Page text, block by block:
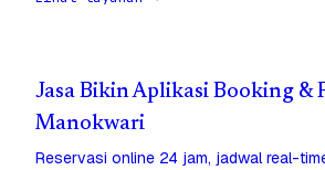
Jasa Bikin Aplikasi Booking &
Manokwari
Reservasi online 24 jam, jadwal real-